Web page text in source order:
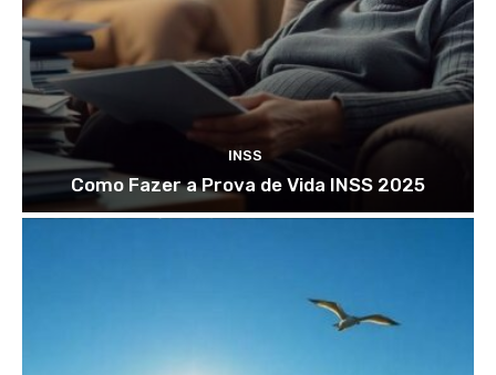
INSS
Como Fazer a Prova de Vida INSS 2025